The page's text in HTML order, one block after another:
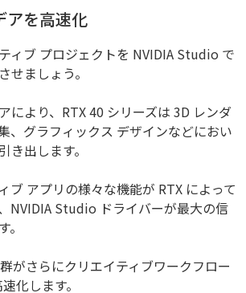
アを高速化
ィブ プロジェクトを NVIDIA Studio で
せましょう。
により、RTX 40 シリーズは 3D レンダ
、グラフィックス デザインなどにおい
き出します。
ブ アプリの様々な機能が RTX によって
NVIDIA Studio ドライバーが最大の信
がさらにクリエイティブワークフロー
化します。